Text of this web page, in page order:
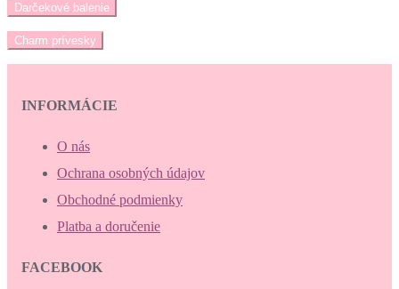
Darčekové balenie
Charm prívesky
INFORMÁCIE
O nás
Ochrana osobných údajov
Obchodné podmienky
Platba a doručenie
FACEBOOK